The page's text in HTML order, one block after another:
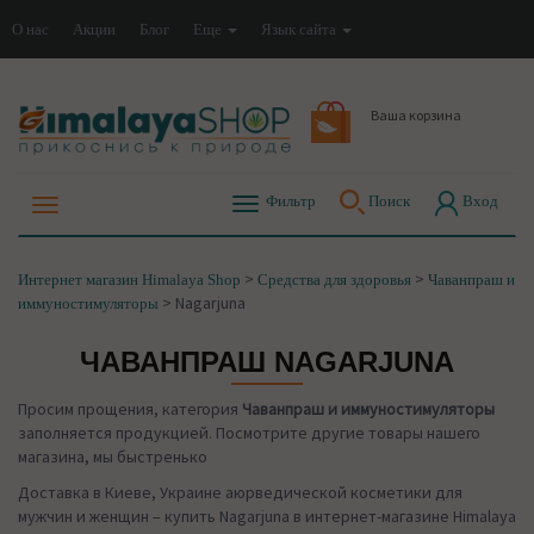
О нас Акции Блог Еще Язык сайта
Ваша корзина
Фильтр Поиск Вход
Интернет магазин Himalaya Shop > Средства для здоровья > Чаванпраш и
иммуностимуляторы > Nagarjuna
ЧАВАНПРАШ NAGARJUNA
Просим прощения, категория Чаванпраш и иммуностимуляторы
заполняется продукцией. Посмотрите другие товары нашего
магазина, мы быстренько
Доставка в Киеве, Украине аюрведической косметики для
мужчин и женщин – купить Nagarjuna в интернет-магазине Himalaya